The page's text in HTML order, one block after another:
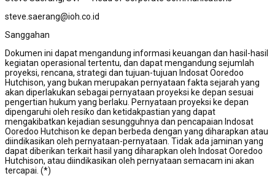
steve.saerang@ioh.co.id
Sanggahan
Dokumen ini dapat mengandung informasi keuangan dan hasil-hasil
kegiatan operasional tertentu, dan dapat mengandung sejumlah
proyeksi, rencana, strategi dan tujuan-tujuan Indosat Ooredoo
Hutchison, yang bukan merupakan pernyataan fakta sejarah yang
akan diperlakukan sebagai pernyataan proyeksi ke depan sesuai
pengertian hukum yang berlaku. Pernyataan proyeksi ke depan
dipengaruhi oleh resiko dan ketidakpastian yang dapat
mengakibatkan kejadian sesungguhnya dan pencapaian Indosat
Ooredoo Hutchison ke depan berbeda dengan yang diharapkan atau
diindikasikan oleh pernyataan-pernyataan. Tidak ada jaminan yang
dapat diberikan terkait hasil yang diharapkan oleh Indosat Ooredoo
Hutchison, atau diindikasikan oleh pernyataan semacam ini akan
tercapai. (*)